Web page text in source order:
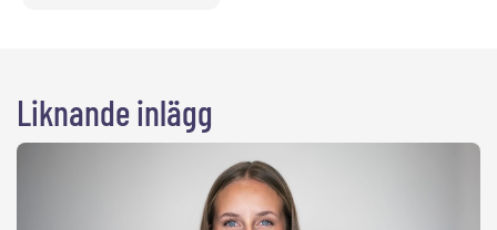
Liknande inlägg